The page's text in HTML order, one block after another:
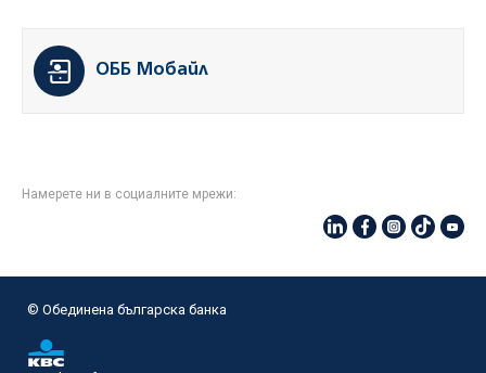
ОББ Мобайл
Намерете ни в социалните мрежи:
© Oбединена българска банка